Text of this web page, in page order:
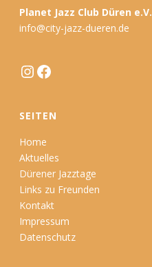
Planet Jazz Club Düren e.V.
info@city-jazz-dueren.de
Instagram
Facebook
SEITEN
Home
Aktuelles
Dürener Jazztage
Links zu Freunden
Kontakt
Impressum
Datenschutz